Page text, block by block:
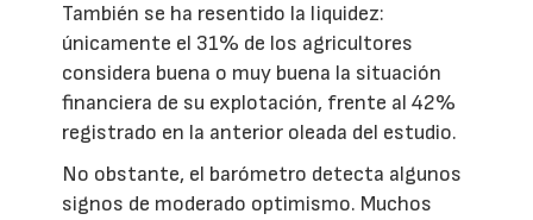
También se ha resentido la liquidez:
únicamente el 31% de los agricultores
considera buena o muy buena la situación
financiera de su explotación, frente al 42%
registrado en la anterior oleada del estudio.
No obstante, el barómetro detecta algunos
signos de moderado optimismo. Muchos